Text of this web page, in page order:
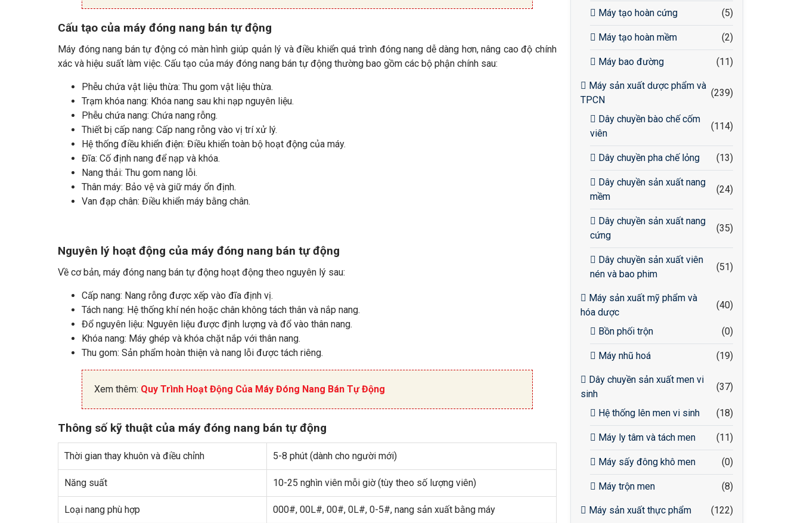
Cấu tạo của máy đóng nang bán tự động
Máy đóng nang bán tự động có màn hình giúp quản lý và điều khiển quá trình đóng nang dễ dàng hơn, nâng cao độ chính
xác và hiệu suất làm việc. Cấu tạo của máy đóng nang bán tự động thường bao gồm các bộ phận chính sau:
Phễu chứa vật liệu thừa: Thu gom vật liệu thừa.
Trạm khóa nang: Khóa nang sau khi nạp nguyên liệu.
Phễu chứa nang: Chứa nang rỗng.
Thiết bị cấp nang: Cấp nang rỗng vào vị trí xử lý.
Hệ thống điều khiển điện: Điều khiển toàn bộ hoạt động của máy.
Đĩa: Cố định nang để nạp và khóa.
Nang thải: Thu gom nang lỗi.
Thân máy: Bảo vệ và giữ máy ổn định.
Van đạp chân: Điều khiển máy bằng chân.
Nguyên lý hoạt động của máy đóng nang bán tự động
Về cơ bản, máy đóng nang bán tự động hoạt động theo nguyên lý sau:
Cấp nang: Nang rỗng được xếp vào đĩa định vị.
Tách nang: Hệ thống khí nén hoặc chân không tách thân và nắp nang.
Đổ nguyên liệu: Nguyên liệu được định lượng và đổ vào thân nang.
Khóa nang: Máy ghép và khóa chặt nắp với thân nang.
Thu gom: Sản phẩm hoàn thiện và nang lỗi được tách riêng.
Xem thêm: Quy Trình Hoạt Động Của Máy Đóng Nang Bán Tự Động
Thông số kỹ thuật của máy đóng nang bán tự động
Thời gian thay khuôn và điều chỉnh 5-8 phút (dành cho người mới)
Năng suất 10-25 nghìn viên mỗi giờ (tùy theo số lượng viên)
Loại nang phù hợp 000#, 00L#, 00#, 0L#, 0-5#, nang sản xuất bằng máy
Máy tạo hoàn cứng (5)
Máy tạo hoàn mềm (2)
Máy bao đường (11)
Máy sản xuất dược phẩm và
TPCN
(239)
Dây chuyền bào chế cốm
viên
(114)
Dây chuyền pha chế lỏng (13)
Dây chuyền sản xuất nang
mềm
(24)
Dây chuyền sản xuất nang
cứng
(35)
Dây chuyền sản xuất viên
nén và bao phim
(51)
Máy sản xuất mỹ phẩm và
hóa dược
(40)
Bồn phối trộn (0)
Máy nhũ hoá (19)
Dây chuyền sản xuất men vi
sinh
(37)
Hệ thống lên men vi sinh (18)
Máy ly tâm và tách men (11)
Máy sấy đông khô men (0)
Máy trộn men (8)
Máy sản xuất thực phẩm
(122)